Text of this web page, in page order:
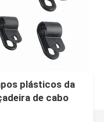
plásticos da
de cabo